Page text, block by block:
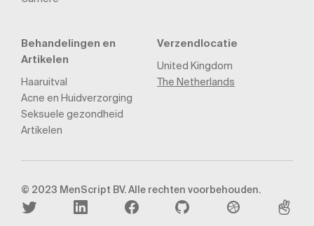
Behandelingen en
Artikelen
Haaruitval
Acne en Huidverzorging
Seksuele gezondheid
Artikelen
Verzendlocatie
United Kingdom
The Netherlands
© 2023 MenScript BV. Alle rechten voorbehouden.